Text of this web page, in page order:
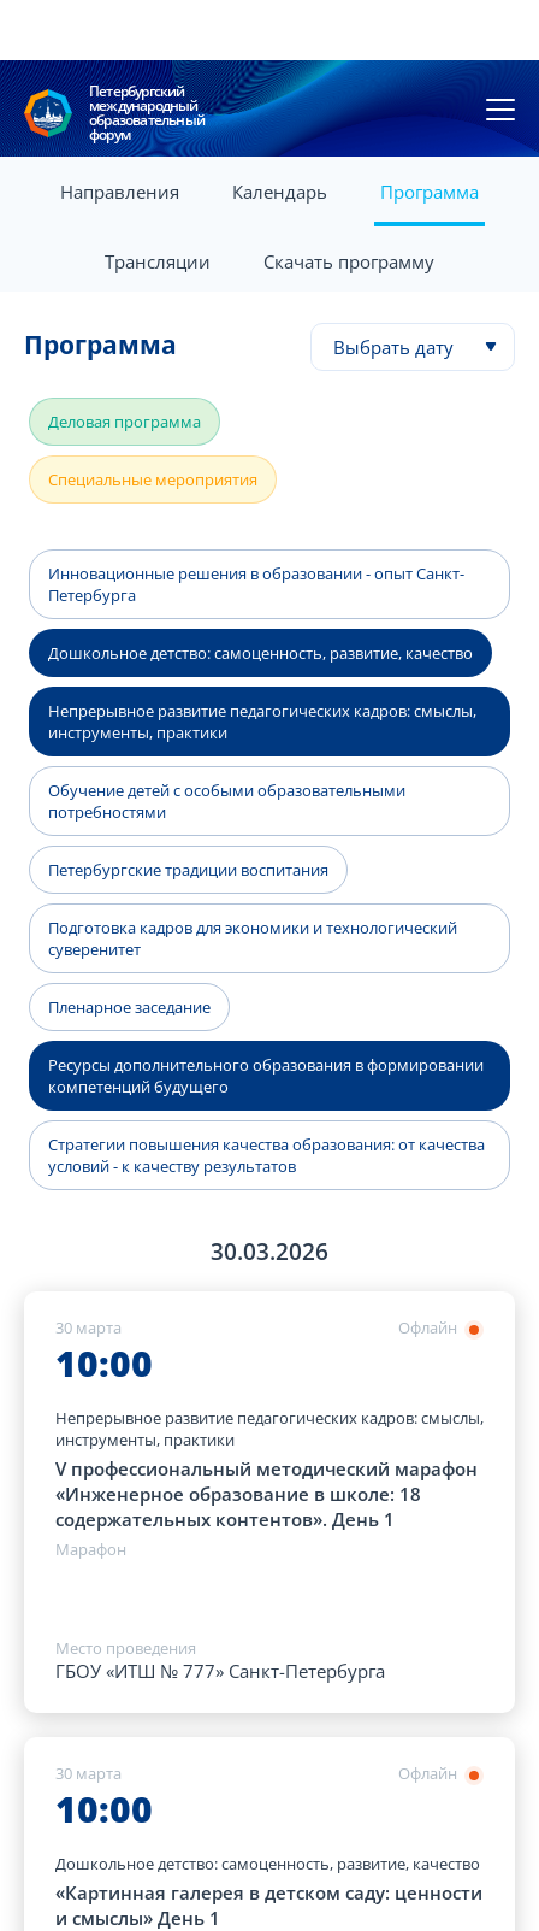
Петербургский
международный
образовательный
форум
Направления Календарь Программа
Трансляции Скачать программу
Программа Выбрать дату
Деловая программа
Специальные мероприятия
Инновационные решения в образовании - опыт Санкт-
Петербурга
Дошкольное детство: самоценность, развитие, качество
Непрерывное развитие педагогических кадров: смыслы,
инструменты, практики
Обучение детей с особыми образовательными
потребностями
Петербургские традиции воспитания
Подготовка кадров для экономики и технологический
суверенитет
Пленарное заседание
Ресурсы дополнительного образования в формировании
компетенций будущего
Стратегии повышения качества образования: от качества
условий - к качеству результатов
30.03.2026
Офлайн
30 марта
10:00
Непрерывное развитие педагогических кадров: смыслы,
инструменты, практики
V профессиональный методический марафон
«Инженерное образование в школе: 18
содержательных контентов». День 1
Марафон
Место проведения
ГБОУ «ИТШ № 777» Санкт-Петербурга
Офлайн
30 марта
10:00
Дошкольное детство: самоценность, развитие, качество
«Картинная галерея в детском саду: ценности
и смыслы» День 1